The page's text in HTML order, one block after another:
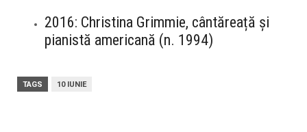
2016: Christina Grimmie, cântăreață și
pianistă americană (n. 1994)
TAGS 10 IUNIE